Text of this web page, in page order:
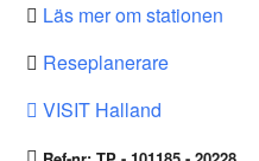
Läs mer om stationen
Reseplanerare
VISIT Halland